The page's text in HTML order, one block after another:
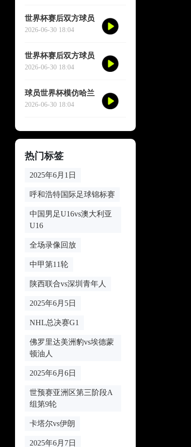
世界杯赛后双方球员
大规模冲突
2026-06-30 18:04
世界杯赛后双方球员
大规模冲突
2026-06-30 18:04
球员世界杯模仿哈兰
德冥想庆祝
2026-06-30 18:04
热门标签
2025年6月1日
呼和浩特国际足球锦标赛
中国男足U16vs澳大利亚
U16
全场录像回放
中甲第11轮
陕西联合vs深圳青年人
2025年6月5日
NHL总决赛G1
佛罗里达美洲豹vs埃德蒙
顿油人
2025年6月6日
世预赛亚洲区第三阶段A
组第9轮
卡塔尔vs伊朗
2025年6月7日